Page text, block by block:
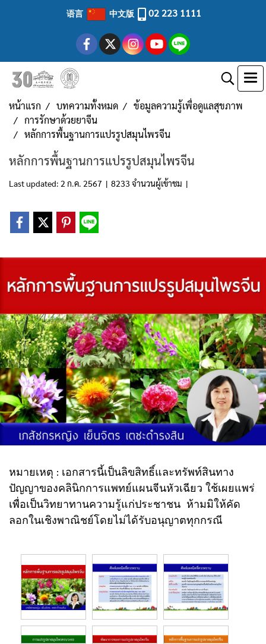
语言 中文版 02 223 1111
หน้าแรก บทความทั้งหมด
ข้อมูลความรู้เพื่อดูแลสุขภาพ
การรักษาด้วยยาจีน
หลักการพื้นฐานการแปรรูปสมุนไพรจีน
หลักการพื้นฐานการแปรรูปสมุนไพรจีน
Last updated: 2 ก.ค. 2567 | 8233 จำนวนผู้เข้าชม |
หมายเหตุ : เอกสารนี้เป็นลิขสิทธิ์และทรัพท์สินทาง
ปัญญาของคลินิกการแพทย์แผนจีนหัวเฉียว ใช้เผยแพร่
เพื่อเป็นวิทยาทานความรู้แก่ประชาชน ห้ามมิให้คัด
ลอกในเชิงพาณิชย์โดยไม่ได้รับอนุญาตทุกกรณี